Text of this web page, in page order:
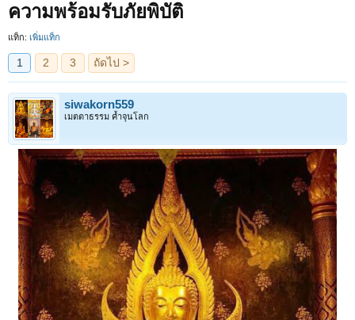
ความพร้อมรับภัยพิบัติ
แท็ก: เพิ่มแท็ก
siwakorn559
เมตตาธรรม ค้ำจุนโลก